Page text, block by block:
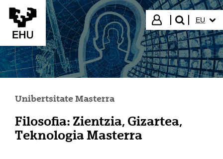
Eduki nagusira joan
Hasi saioa
bilatu"
EU
Unibertsitate Masterra
Filosofia: Zientzia, Gizartea,
Teknologia Masterra